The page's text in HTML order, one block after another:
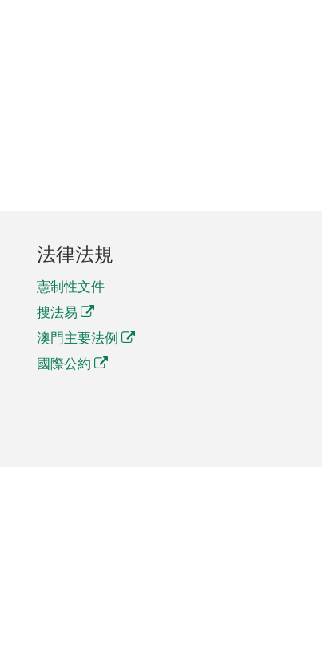
法律法規
憲制性文件
搜法易
澳門主要法例
國際公約